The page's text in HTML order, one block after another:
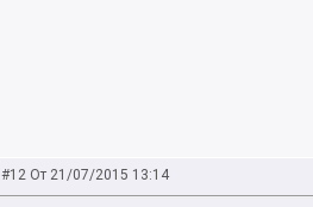
#12 От 21/07/2015 13:14